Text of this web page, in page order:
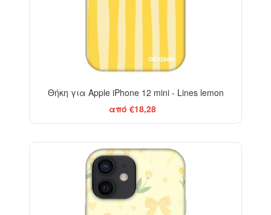
Θήκη για Apple iPhone 12 mini - Lines lemon
από €18,28